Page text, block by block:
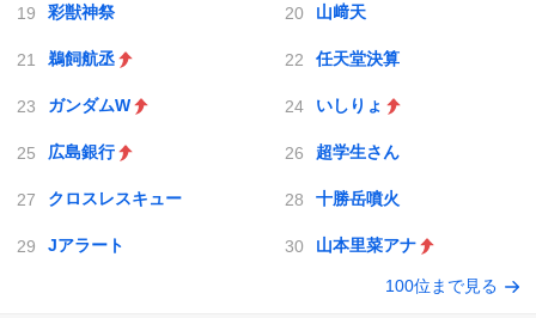
彩獣神祭 山﨑天
鵜飼航丞 任天堂決算
ガンダムW いしりょ
広島銀行 超学生さん
クロスレスキュー 十勝岳噴火
Jアラート 山本里菜アナ
100位まで見る